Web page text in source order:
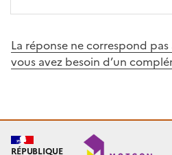
La réponse ne correspond
vous avez besoin d’un
RÉPUBLIQUE